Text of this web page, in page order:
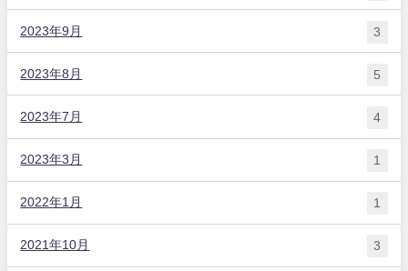
2023年9月 3
2023年8月 5
2023年7月 4
2023年3月 1
2022年1月 1
2021年10月 3